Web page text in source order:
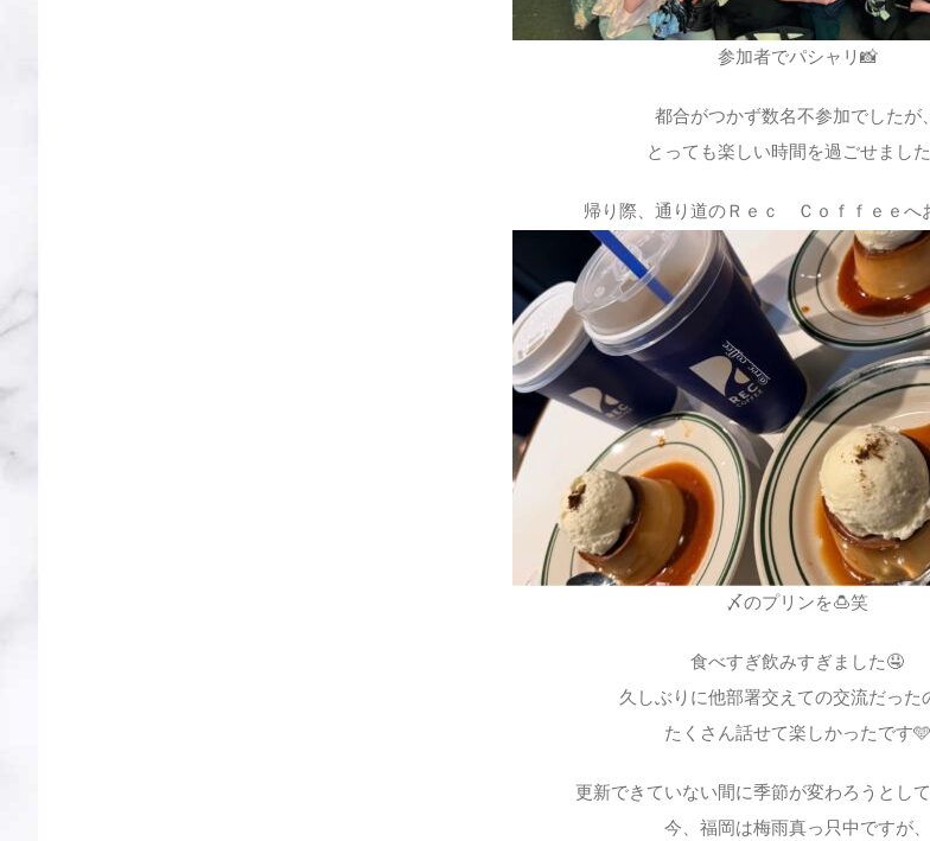
参加者でパシャリ📸
都合がつかず数名不参加でしたが、
とっても楽しい時間を過ごせまし
帰り際、通り道のＲｅｃ Ｃｏｆｆｅｅへ
〆のプリンを🍮笑
食べすぎ飲みすぎました🤤
久しぶりに他部署交えての交流だった
たくさん話せて楽しかったです🩵
更新できていない間に季節が変わろうとし
今、福岡は梅雨真っ只中ですが、